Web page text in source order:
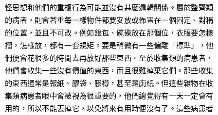
怪思想和他們的重複行為可能並沒有甚麼邏輯關係。屬於整齊類
的病者，則會著重每一樣物件都要安放或佈置在一個固定、對稱
的位置，並且不可改。例如銀包、碗碟放在那個位，衣服要怎樣
摺，怎樣放，都有一套規矩。要是稍微有一些偏離「標準」，他
們便會花很多的時間去再放好那些東西。至於收集類的病患者，
他們會收集一些沒有價值的東西，而且很難掉棄它們。那些收集
的東西通常是報紙、膠袋、膠樽，甚至是廁紙。但這些雜物在收
集類病患者眼中會被視為很重要的，他們總覺得有一天一定會有
用的，所以不能丟掉它，以免將來有用時便沒有了。這些病患者